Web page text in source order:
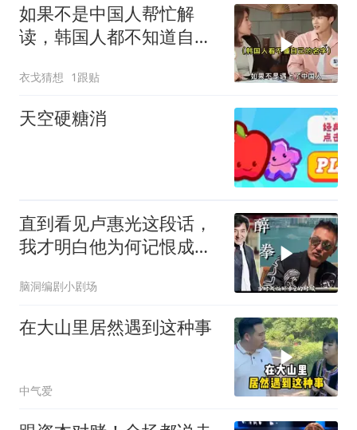
如果不是中国人帮忙解
读，韩国人都不知道自己
衣戈猜想 1跟贴
天空硬糖消
直到看见卢惠光这段话，
我才明白他为何记恨成龙
脑洞编剧小剧场
在大山里居然遇到这种事
中气爱